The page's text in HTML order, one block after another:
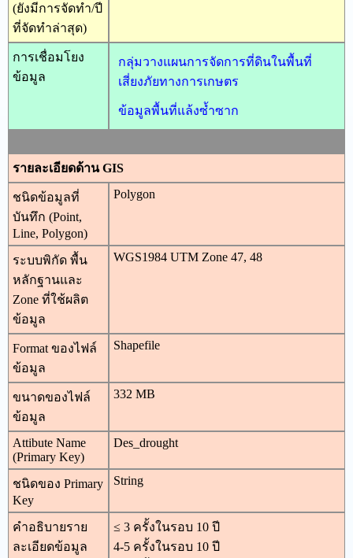
(ยังมีการจัดทำ/ปี
ที่จัดทำล่าสุด)
การเชื่อมโยง
ข้อมูล
กลุ่มวางแผนการจัดการที่ดินในพื้นที่
เสี่ยงภัยทางการเกษตร
ข้อมูลพื้นที่แล้งซ้ำซาก
รายละเอียดด้าน GIS
ชนิดข้อมูลที่
บันทึก (Point,
Line, Polygon)
Polygon
ระบบพิกัด พื้น
หลักฐานและ
Zone ที่ใช้ผลิต
ข้อมูล
WGS1984 UTM Zone 47, 48
Format ของไฟล์
ข้อมูล
Shapefile
ขนาดของไฟล์
ข้อมูล
332 MB
Attibute Name
(Primary Key)
Des_drought
ชนิดของ Primary
Key
String
คำอธิบายราย
ละเอียดข้อมูล
≤ 3 ครั้งในรอบ 10 ปี
4-5 ครั้งในรอบ 10 ปี